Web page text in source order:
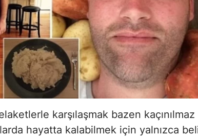
karşılaşmak bazen kaçınılmaz
hayatta kalabilmek için yalnızca